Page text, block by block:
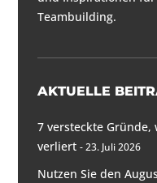
Teambuilding.
AKTUELLE
7 versteckte
verliert
23. Juli 2026
Nutzen Sie den